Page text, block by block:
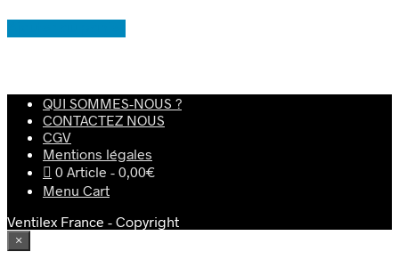
QUI SOMMES-NOUS ?
CONTACTEZ NOUS
CGV
Mentions légales
0 Article
0,00€
Menu Cart
Ventilex France - Copyright
×